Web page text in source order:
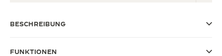
THE SOUND MAKER
BESCHREIBUNG
FUNKTIONEN